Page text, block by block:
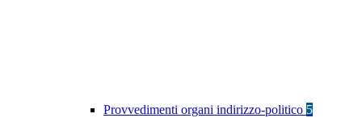
Provvedimenti organi indirizzo-politico 5